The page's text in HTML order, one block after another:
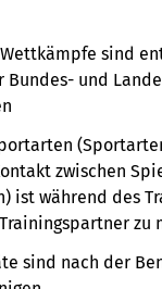
sind
Bundes- und
zwischen
ist während des
zu
sind nach der